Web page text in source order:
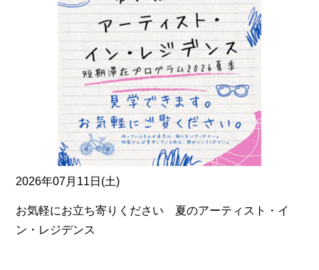
2026年07月11日(土)
お気軽にお立ち寄りください 夏のアーティスト・イ
ン・レジデンス